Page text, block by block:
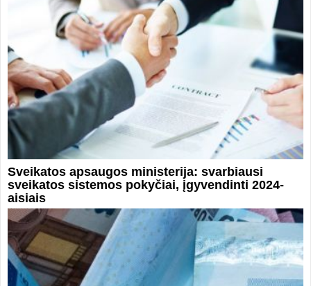
Sveikatos apsaugos ministerija: svarbiausi
sveikatos sistemos pokyčiai, įgyvendinti 2024-
aisiais